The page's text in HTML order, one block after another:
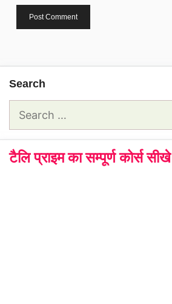
Search
टैलि प्राइम का सम्पूर्ण कोर्स सीखे